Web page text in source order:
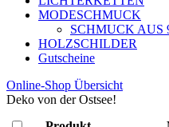
MODESCHMUCK
SCHMUCK AUS
HOLZSCHILDER
Gutscheine
Online-Shop Übersicht
Deko von der Ostsee!